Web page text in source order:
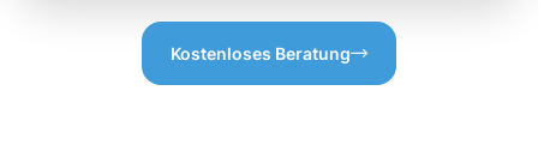
Kostenloses Beratung